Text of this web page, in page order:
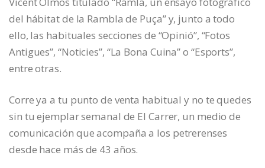
del hábitat de la Rambla de Puça” y, junto a todo
ello, las habituales secciones de “Opinió”, “Fotos
Antigues”, “Noticies”, “La Bona Cuina” o “Esports”,
entre otras.
Corre ya a tu punto de venta habitual y no te quedes
sin tu ejemplar semanal de El Carrer, un medio de
comunicación que acompaña a los petrerenses
desde hace más de 43 años.